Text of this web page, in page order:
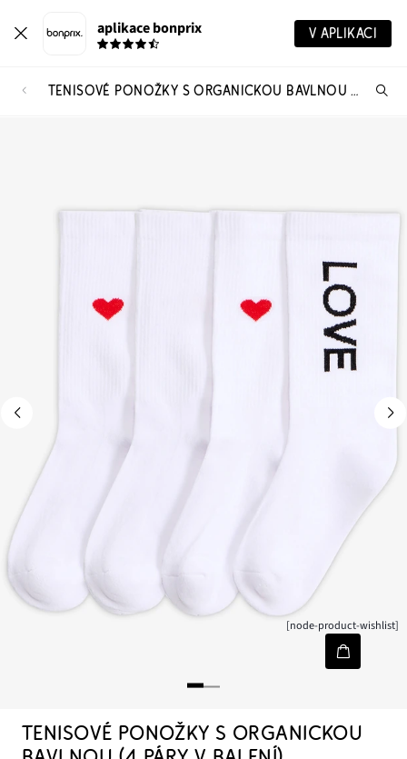
aplikace bonprix V APLIKACI
TENISOVÉ PONOŽKY S ORGANICKOU BAVLNOU (4 PÁRY V BALENÍ)
[node-product-wishlist]
TENISOVÉ PONOŽKY S ORGANICKOU